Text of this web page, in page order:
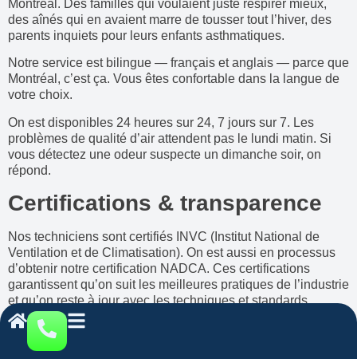
Montréal. Des familles qui voulaient juste respirer mieux,
des aînés qui en avaient marre de tousser tout l’hiver, des
parents inquiets pour leurs enfants asthmatiques.
Notre service est bilingue — français et anglais — parce que
Montréal, c’est ça. Vous êtes confortable dans la langue de
votre choix.
On est disponibles 24 heures sur 24, 7 jours sur 7. Les
problèmes de qualité d’air attendent pas le lundi matin. Si
vous détectez une odeur suspecte un dimanche soir, on
répond.
Certifications & transparence
Nos techniciens sont certifiés INVC (Institut National de
Ventilation et de Climatisation). On est aussi en processus
d’obtenir notre certification NADCA. Ces certifications
garantissent qu’on suit les meilleures pratiques de l’industrie
et qu’on reste à jour avec les techniques et standards.
Notre processus est complètement transparent:
Inspection gratuite